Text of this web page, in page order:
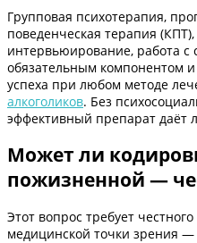
Групповая психотерапия,
поведенческая терапия
интервьюирование, работа с
обязательным компонентом
успеха при любом методе
алкоголиков. Без
эффективный препарат даёт
Может ли
пожизненной —
Этот вопрос требует
медицинской точки зрения —